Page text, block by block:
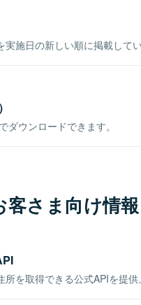
施日の新しい順に掲載してい
ウンロードできます。
客さま向け情報
を取得できる公式APIを提供。